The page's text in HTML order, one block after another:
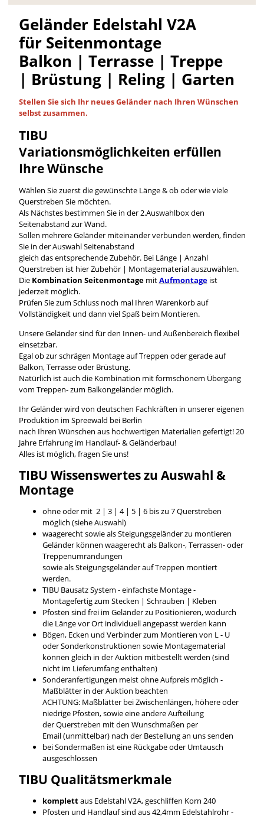
Geländer Edelstahl V2A
für Seitenmontage
Balkon | Terrasse | Treppe
| Brüstung | Reling | Garten
Stellen Sie sich Ihr neues Geländer nach Ihren Wünschen
selbstzusammen.
TIBU
Variationsmöglichkeiten erfüllen
Ihre Wünsche
Wählen Sie zuerst die gewünschte Länge & ob oder wie viele
Querstreben Sie möchten.
Als Nächstes bestimmen Sie in der 2.Auswahlbox den
Seitenabstand zur Wand.
Sollen mehrere Geländer miteinander verbunden werden, finden
Sie in der Auswahl Seitenabstand
gleich das entsprechende Zubehör. Bei Länge | Anzahl
Querstreben ist hier Zubehör | Montagematerial auszuwählen.
Die Kombination Seitenmontage mitAufmontageist
jederzeit möglich.
Prüfen Sie zum Schluss noch mal Ihren Warenkorb auf
Vollständigkeit und dann viel Spaß beim Montieren.
Unsere Geländer sind für den Innen- und Außenbereich flexibel
einsetzbar.
Egal ob zur schrägen Montage auf Treppen oder gerade auf
Balkon, Terrasse oder Brüstung.
Natürlich ist auch die Kombination mit formschönem Übergang
vom Treppen- zum Balkongeländer möglich.
Ihr Geländer wird von deutschen Fachkräften in unserer eigenen
Produktion im Spreewald bei Berlin
nach Ihren Wünschen aus hochwertigen Materialien gefertigt! 20
Jahre Erfahrung im Handlauf- & Geländerbau!
Alles ist möglich, fragen Sie uns!
TIBU Wissenswerteszu Auswahl &
Montage
ohne oder mit 2 | 3 | 4 | 5 | 6 bis zu 7 Querstreben
möglich (siehe Auswahl)
waagerecht sowie als Steigungsgeländer zu montieren
Geländer können waagerecht als Balkon-, Terrassen- oder
Treppenumrandungen
sowie als Steigungsgeländer auf Treppen montiert
werden.
TIBU Bausatz System - einfachste Montage -
Montagefertig zum Stecken | Schrauben | Kleben
Pfosten sind frei im Geländer zu Positionieren, wodurch
die Länge vor Ort individuell angepasst werden kann
Bögen, Ecken und Verbinder zum Montieren von L - U
oder Sonderkonstruktionen sowie Montagematerial
können gleich in der Auktion mitbestellt werden (sind
nicht im Lieferumfang enthalten)
Sonderanfertigungen meist ohne Aufpreis möglich -
Maßblätter in der Auktion beachten
ACHTUNG: Maßblätter bei Zwischenlängen, höhere oder
niedrige Pfosten, sowie eine andere Aufteilung
der Querstreben mit den Wunschmaßen per
Email (unmittelbar) nach der Bestellung an uns senden
bei Sondermaßen ist eine Rückgabe oder Umtausch
ausgeschlossen
TIBU Qualitätsmerkmale
komplettaus Edelstahl V2A, geschliffen Korn 240
Pfosten und Handlauf sind aus 42,4mm Edelstahlrohr -